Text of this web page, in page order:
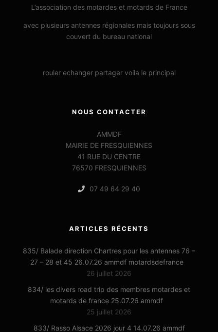
L’association des motardes et motards de France
avec plusieurs antennes régionales mais toujours sous
couvert du bureau national
rouler echanger partager voila le principal
NOUS CONTACTER
AMMDF
MAIRIE DE FRESQUIENNES
41 RUE DU CENTRE
76570 FRESQUIENNES
07 49 64 29 40
ARTICLES RÉCENTS
835/ Balade direction Chartres pour les antennes 76 –
27 – 28 et 45 26.07.26 ammdf motardsdefrance
26 juillet 2026
834/ les divers road trip des membres motardes et
motards de france 25.07.26 ammdf
25 juillet 2026
833/ Rasso Alsace 2026 jour 4 14.07.26 ammdf